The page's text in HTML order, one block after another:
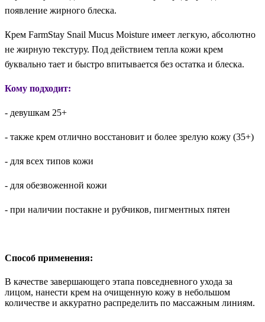
появление жирного блеска.
Крем FarmStay Snail Mucus Moisture имеет легкую, абсолютно
не жирную текстуру. Под действием тепла кожи крем
буквально тает и быстро впитывается без остатка и блеска.
Кому подходит:
- девушкам 25+
- также крем отлично восстановит и более зрелую кожу (35+)
- для всех типов кожи
- для обезвоженной кожи
- при наличии постакне и рубчиков, пигментных пятен
Способ применения:
В качестве завершающего этапа повседневного ухода за
лицом, нанести крем на очищенную кожу в небольшом
количестве и аккуратно распределить по массажным линиям.